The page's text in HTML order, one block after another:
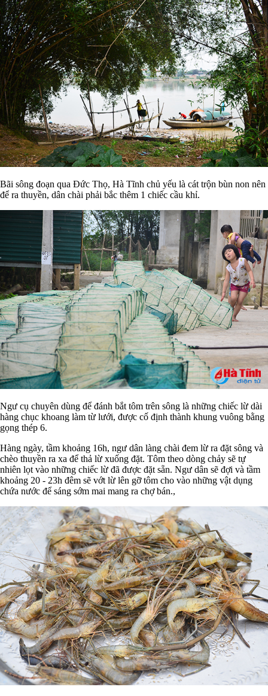
Bãi sông đoạn qua Đức Thọ, Hà Tĩnh chủ yếu là cát trộn bùn non nên
để ra thuyền, dân chài phải bắc thêm 1 chiếc cầu khỉ.
Ngư cụ chuyên dùng để đánh bắt tôm trên sông là những chiếc lừ dài
hàng chục khoang làm từ lưới, được cố định thành khung vuông bằng
gọng thép 6.
Hàng ngày, tầm khoảng 16h, ngư dân làng chài đem lừ ra đặt sông và
chèo thuyền ra xa để thả lừ xuống đặt. Tôm theo dòng chảy sẽ tự
nhiên lọt vào những chiếc lừ đã được đặt sẵn. Ngư dân sẽ đợi và tầm
khoảng 20 - 23h đêm sẽ vớt lừ lên gỡ tôm cho vào những vật dụng
chứa nước để sáng sớm mai mang ra chợ bán.,